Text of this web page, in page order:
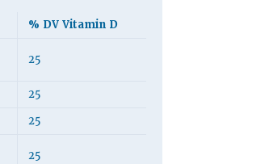
% DV Vitamin D
25
25
25
25